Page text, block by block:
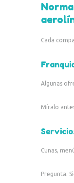
Cada
Algunas
Míralo
Cunas,
Pregunta.